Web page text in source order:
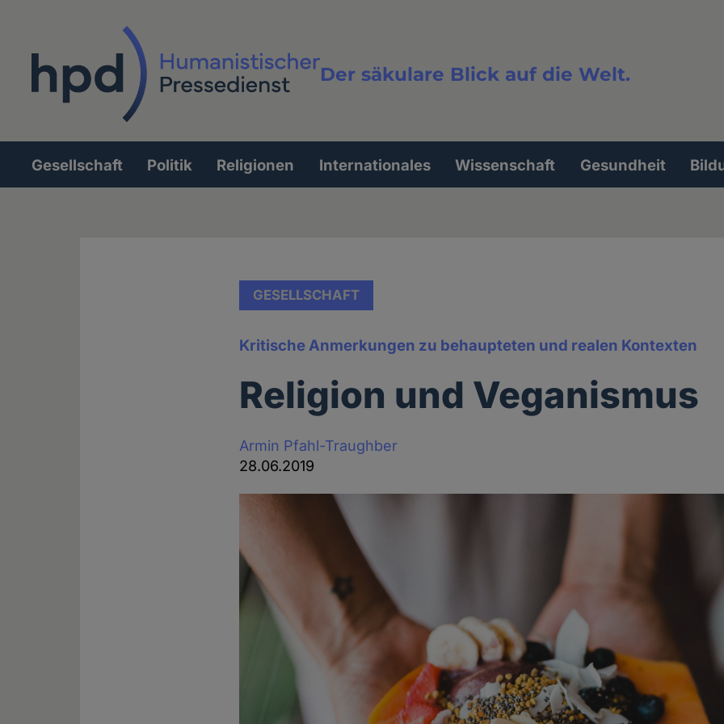
Der säkulare Blick auf die Welt.
Volltextsuche
Hauptnavigation
Gesellschaft Politik Religionen Internationales Wissenschaft Gesundheit
GESELLSCHAFT
Kritische Anmerkungen zu behaupteten und realen Kontexten
Religion und Veganismus
Armin Pfahl-Traughber
28.06.2019